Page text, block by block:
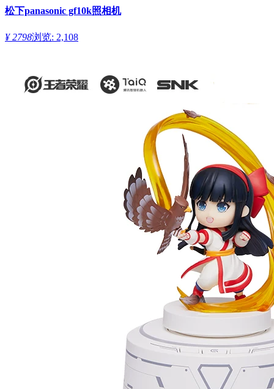
松下panasonic gf10k照相机
¥ 2798浏览: 2,108